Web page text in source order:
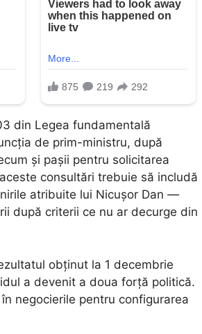
din Legea fundamentală
de prim-ministru, după
și pașii pentru solicitarea
consultări trebuie să includă
atribuite lui Nicușor Dan —
după criterii ce nu ar decurge din
obținut la 1 decembrie
a devenit a doua forță politică.
negocierile pentru configurarea